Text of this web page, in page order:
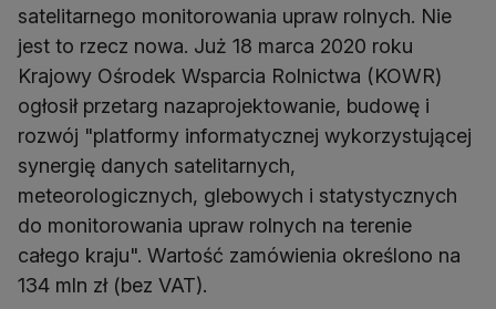
satelitarnego monitorowania upraw rolnych. Nie
jest to rzecz nowa. Już 18 marca 2020 roku
Krajowy Ośrodek Wsparcia Rolnictwa (KOWR)
ogłosił przetarg nazaprojektowanie, budowę i
rozwój "platformy informatycznej wykorzystującej
synergię danych satelitarnych,
meteorologicznych, glebowych i statystycznych
do monitorowania upraw rolnych na terenie
całego kraju". Wartość zamówienia określono na
134 mln zł (bez VAT).